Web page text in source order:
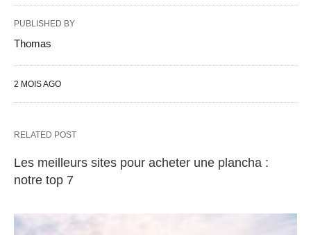
PUBLISHED BY
Thomas
2 MOIS AGO
RELATED POST
Les meilleurs sites pour acheter une plancha :
notre top 7